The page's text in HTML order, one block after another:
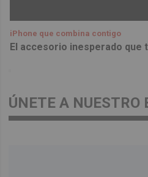
iPhone que combina contigo
El accesorio inesperado
ÚNETE A NUESTRO